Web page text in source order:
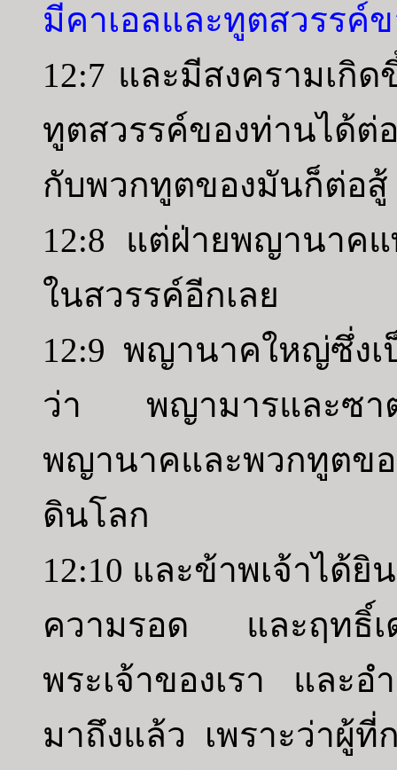
มีคาเอลและทูตสวรรค์
12:7 และมีสงครามเกิ
ทูตสวรรค์ของท่านได้
กับพวกทูตของมันก็ต่อสู้
12:8 แต่ฝ่ายพญานาค
ในสวรรค์อีกเลย
12:9 พญานาคใหญ่ซึ่งเ
ว่า พญามารและซา
พญานาคและพวกทูตข
ดินโลก
12:10 และข้าพเจ้าได้ยิ
ความรอด และฤทธิ์
พระเจ้าของเรา และอ
มาถึงแล้ว เพราะว่าผู้ที่